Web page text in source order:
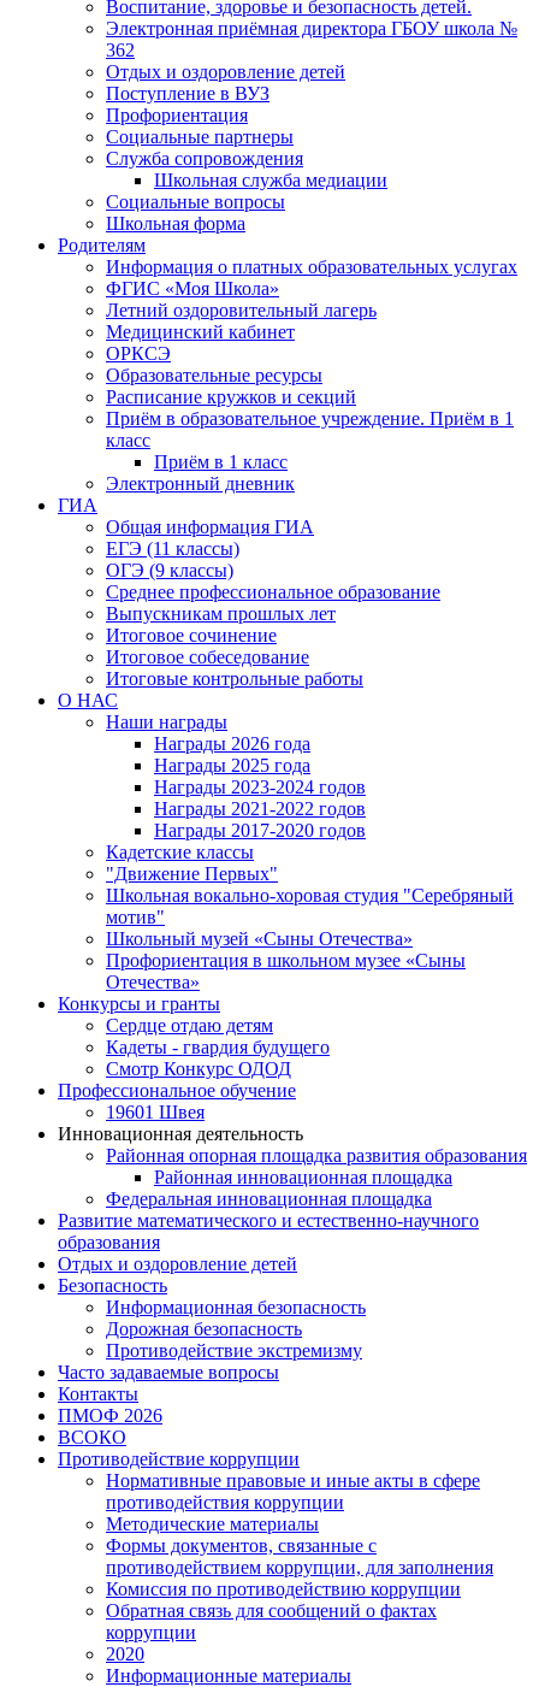
Воспитание, здоровье и безопасность детей.
Электронная приёмная директора ГБОУ школа №
362
Отдых и оздоровление детей
Поступление в ВУЗ
Профориентация
Социальные партнеры
Служба сопровождения
Школьная служба медиации
Социальные вопросы
Школьная форма
Родителям
Информация о платных образовательных услугах
ФГИС «Моя Школа»
Летний оздоровительный лагерь
Медицинский кабинет
ОРКСЭ
Образовательные ресурсы
Расписание кружков и секций
Приём в образовательное учреждение. Приём в 1
класс
Приём в 1 класс
Электронный дневник
ГИА
Общая информация ГИА
ЕГЭ (11 классы)
ОГЭ (9 классы)
Среднее профессиональное образование
Выпускникам прошлых лет
Итоговое сочинение
Итоговое собеседование
Итоговые контрольные работы
О НАС
Наши награды
Награды 2026 года
Награды 2025 года
Награды 2023-2024 годов
Награды 2021-2022 годов
Награды 2017-2020 годов
Кадетские классы
"Движение Первых"
Школьная вокально-хоровая студия "Серебряный
мотив"
Школьный музей «Сыны Отечества»
Профориентация в школьном музее «Сыны
Отечества»
Конкурсы и гранты
Сердце отдаю детям
Кадеты - гвардия будущего
Смотр Конкурс ОДОД
Профессиональное обучение
19601 Швея
Инновационная деятельность
Районная опорная площадка развития образования
Районная инновационная площадка
Федеральная инновационная площадка
Развитие математического и естественно-научного
образования
Отдых и оздоровление детей
Безопасность
Информационная безопасность
Дорожная безопасность
Противодействие экстремизму
Часто задаваемые вопросы
Контакты
ПМОФ 2026
ВСОКО
Противодействие коррупции
Нормативные правовые и иные акты в сфере
противодействия коррупции
Методические материалы
Формы документов, связанные с
противодействием коррупции, для заполнения
Комиссия по противодействию коррупции
Обратная связь для сообщений о фактах
коррупции
2020
Информационные материалы